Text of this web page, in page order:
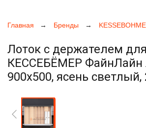
Главная Бренды
Лоток с держателем
КЕССЕБЁМЕР ФайнЛайн
900х500, ясень светлый,